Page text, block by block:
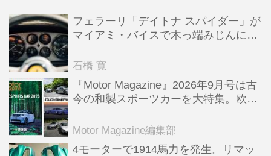
フェラーリ「デイトナ スパイダー」が
マイアミ・バイスで木っ端みじんにな
石橋 寛
『Motor Magazine』2026年9月号は古
今の和製スポーツカーを大特集。欧州
Motor Magazine編集部
4モーターで1914馬力を発生。リマッ